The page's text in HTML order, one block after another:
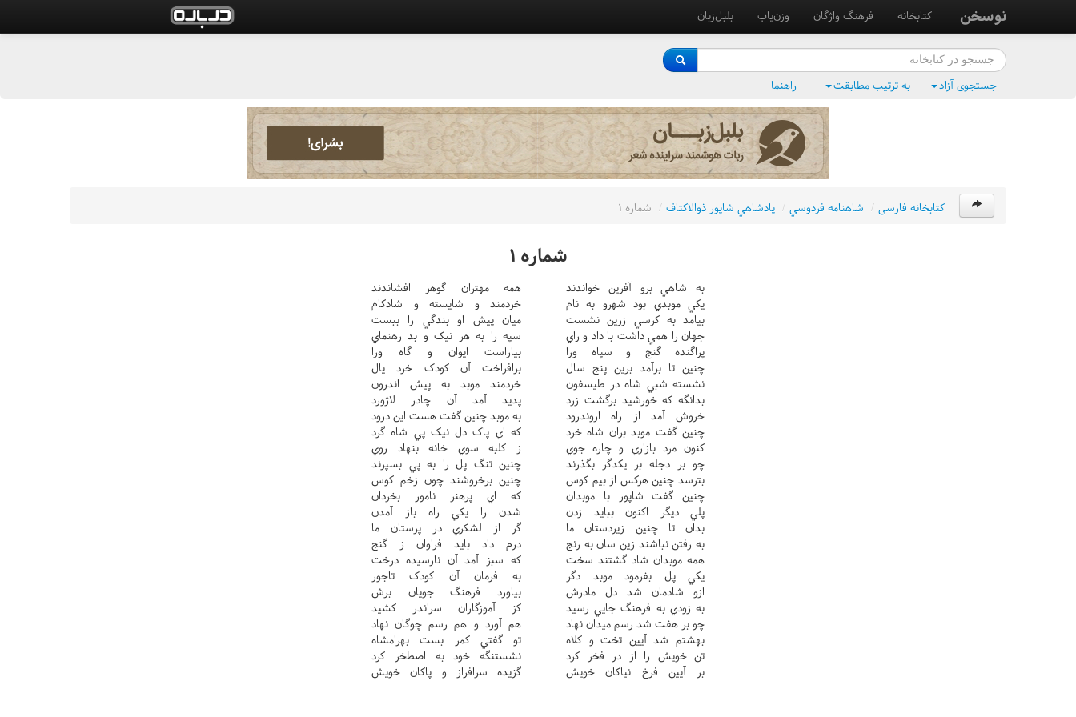
نوسخن کتابخانه فرهنگ واژگان وزن‌یاب بلبل‌زبان
جستجوی آزاد به ترتیب مطابقت راهنما
کتابخانه فارسی / شاهنامه فردوسي / پادشاهي شاپور ذوالاکتاف / شماره ١
شماره ١
به شاهي برو آفرين خواندند
همه مهتران گوهر افشاندند
يکي موبدي بود شهرو به نام
خردمند و شايسته و شادکام
بيامد به کرسي زرين نشست
ميان پيش او بندگي را ببست
جهان را همي داشت با داد و راي
سپه را به هر نيک و بد رهنماي
پراگنده گنج و سپاه ورا
بياراست ايوان و گاه ورا
چنين تا برآمد برين پنج سال
برافراخت آن کودک خرد يال
نشسته شبي شاه در طيسفون
خردمند موبد به پيش اندرون
بدانگه که خورشيد برگشت زرد
پديد آمد آن چادر لاژورد
خروش آمد از راه اروندرود
به موبد چنين گفت هست اين درود
چنين گفت موبد بران شاه خرد
که اي پاک دل نيک پي شاه گرد
کنون مرد بازاري و چاره جوي
ز کلبه سوي خانه بنهاد روي
چو بر دجله بر يکدگر بگذرند
چنين تنگ پل را به پي بسپرند
بترسد چنين هرکس از بيم کوس
چنين برخروشند چون زخم کوس
چنين گفت شاپور با موبدان
که اي پرهنر نامور بخردان
پلي ديگر اکنون ببايد زدن
شدن را يکي راه باز آمدن
بدان تا چنين زيردستان ما
گر از لشکري در پرستان ما
به رفتن نباشند زين سان به رنج
درم داد بايد فراوان ز گنج
همه موبدان شاد گشتند سخت
که سبز آمد آن نارسيده درخت
يکي پل بفرمود موبد دگر
به فرمان آن کودک تاجور
ازو شادمان شد دل مادرش
بياورد فرهنگ جويان برش
به زودي به فرهنگ جايي رسيد
کز آموزگاران سراندر کشيد
چو بر هفت شد رسم ميدان نهاد
هم آورد و هم رسم چوگان نهاد
بهشتم شد آيين تخت و کلاه
تو گفتي کمر بست بهرامشاه
تن خويش را از در فخر کرد
نشستنگه خود به اصطخر کرد
بر آيين فرخ نياکان خويش
گزيده سرافراز و پاکان خويش